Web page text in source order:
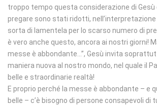
troppo tempo questa considerazione di Gesù
pregare sono stati ridotti, nell’interpretazione
sorta di lamentela per lo scarso numero di
è vero anche questo, ancora ai nostri giorni!
messe è abbondante…”, Gesù invita
maniera nuova al nostro mondo, nel quale il
belle e straordinarie realtà!
E proprio perché la messe è abbondante – e
belle – c’è bisogno di persone consapevoli di